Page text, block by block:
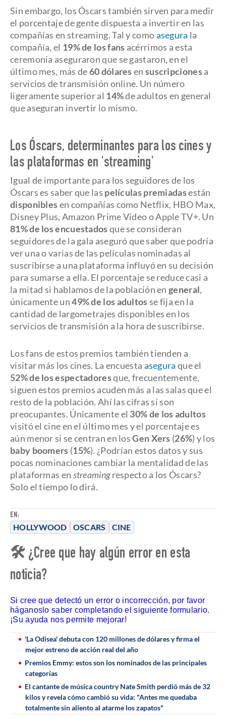
EN:
HOLLYWOOD OSCARS CINE
Sin embargo, los Óscars también sirven para medir
el porcentaje de gente dispuesta a invertir en las
compañías en streaming. Tal y comoasegura la
compañía, el 19% de los fans acérrimos a esta
ceremonia aseguraron que se gastaron, en el
último mes, más de60 dólaresen suscripcionesa
servicios de transmisión online. Un número
ligeramente superior al 14%de adultos en general
que aseguran invertir lo mismo.
Los Óscars, determinantes para los cines y
las plataformas en 'streaming'
Igual de importante para los seguidores de los
Óscars es saber que las películas premiadasestán
disponiblesen compañías como Netflix, HBO Max,
Disney Plus, Amazon Prime Video o Apple TV+. Un
81% de los encuestadosque se consideran
seguidores de la gala aseguró que saber que podría
ver una o varias de las películas nominadas al
suscribirse a una plataforma influyó en su decisión
para sumarse a ella. El porcentaje se reduce casi a
la mitad si hablamos de la población en general,
únicamente un49% de los adultosse fija en la
cantidad de largometrajes disponibles en los
servicios de transmisión a la hora de suscribirse.
Los fans de estos premios también tienden a
visitar más los cines. La encuesta asegura que el
52% de los espectadoresque, frecuentemente,
siguen estos premios acuden más a las salas que el
resto de la población. Ahí las cifras sí son
preocupantes. Únicamente el 30% de los adultos
visitó el cine en el último mes y el porcentaje es
aún menor si se centran en losGen Xers (26%) y los
baby boomers (15%). ¿Podrían estos datos y sus
pocas nominaciones cambiar la mentalidad de las
plataformas en streamingrespecto a los Óscars?
Solo el tiempo lo dirá.
🛠 ¿Cree que hay algún error en esta
noticia?
Si cree que detectó un error o incorrección, por favor
háganoslo saber completando el siguiente formulario.
¡Su ayuda nos permite mejorar!
'La Odisea' debuta con 120 millones de dólares y firma el
mejor estreno de acción real del año
Premios Emmy: estos son los nominados de las principales
categorías
El cantante de música country Nate Smith perdió más de 32
kilos y revela cómo cambió su vida: "Antes me quedaba
totalmente sin aliento al atarme los zapatos"